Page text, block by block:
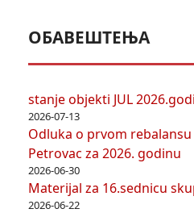
ОБАВЕШТЕЊА
stanje objekti JUL
2026-07-13
Odluka o prvom
Petrovac za 2026. godinu
2026-06-30
Materijal za 16.sednicu
2026-06-22